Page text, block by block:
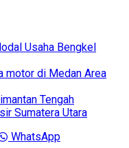
Usaha Bengkel
motor di Medan Area
Tengah
Sumatera Utara
WhatsApp